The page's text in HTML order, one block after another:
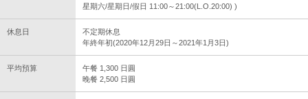
星期六/星期日/假日 11:00～21:00(L.O.20:00) )
休息日
不定期休息
年終年初(2020年12月29日～2021年1月3日)
平均預算
午餐 1,300 日圓
晚餐 2,500 日圓